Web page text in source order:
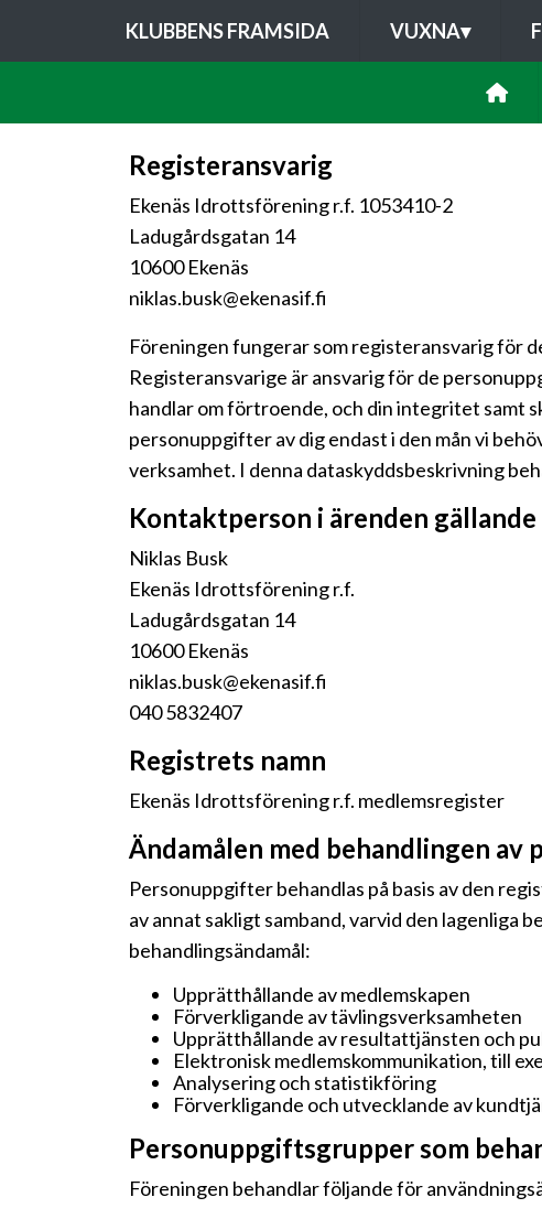
KLUBBENS FRAMSIDA VUXNA▾
Registeransvarig
Ekenäs Idrottsförening r.f. 1053410-2
Ladugårdsgatan 14
10600 Ekenäs
niklas.busk@ekenasif.fi
Föreningen fungerar som registeransvarig för
Registeransvarige är ansvarig för de
handlar om förtroende, och din integritet samt
personuppgifter av dig endast i den mån vi
verksamhet. I denna dataskyddsbeskrivning
Kontaktperson i ärenden
Niklas Busk
Ekenäs Idrottsförening r.f.
Ladugårdsgatan 14
10600 Ekenäs
niklas.busk@ekenasif.fi
040 5832407
Registrets namn
Ekenäs Idrottsförening r.f. medlemsregister
Ändamålen med behandlingen
Personuppgifter behandlas på basis av den
av annat sakligt samband, varvid den
behandlingsändamål:
Upprätthållande av medlemskapen
Förverkligande av tävlingsverksamheten
Upprätthållande av resultattjänsten och
Elektronisk medlemskommunikation, till
Analysering och statistikföring
Förverkligande och utvecklande av
Personuppgiftsgrupper som
Föreningen behandlar följande för